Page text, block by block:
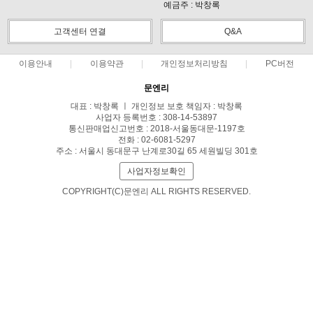
예금주 : 박창록
고객센터 연결 Q&A
이용안내 이용약관 개인정보처리방침 PC버전
문엔리
대표 : 박창록 ㅣ 개인정보 보호 책임자 : 박창록
사업자 등록번호 : 308-14-53897
통신판매업신고번호 : 2018-서울동대문-1197호
전화 : 02-6081-5297
주소 : 서울시 동대문구 난계로30길 65 세원빌딩 301호
사업자정보확인
COPYRIGHT(C)문엔리 ALL RIGHTS RESERVED.